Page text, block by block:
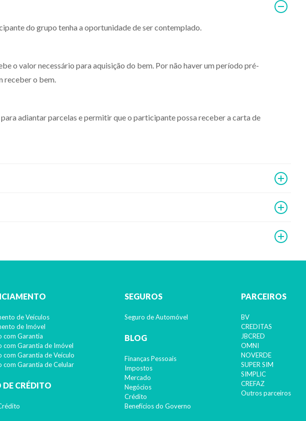
do grupo tenha a oportunidade de ser contemplado.
o valor necessário para aquisição do bem. Por não haver um período pré-
receber o bem.
adiantar parcelas e permitir que o participante possa receber a carta de
de Veículos
de Imóvel
com Garantia
com Garantia de Imóvel
com Garantia de Veículo
com Garantia de Celular
CRÉDITO
SEGUROS
Seguro de Automóvel
BLOG
Finanças Pessoais
Impostos
Mercado
Negócios
Crédito
Benefícios do Governo
PARCEIROS
BV
CREDITAS
JBCRED
OMNI
NOVERDE
SUPER SIM
SIMPLIC
CREFAZ
Outros parceiros